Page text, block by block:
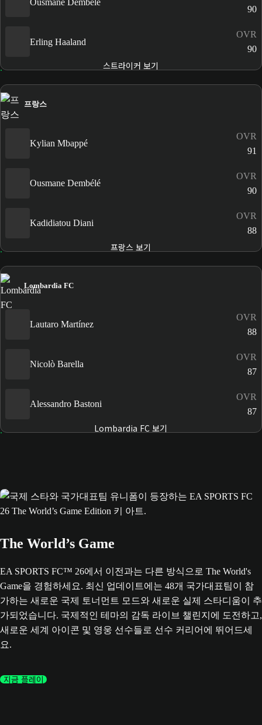
90
Erling Haaland
OVR
90
스트라이커 보기
프랑스
Kylian Mbappé
OVR
91
Ousmane Dembélé
OVR
90
Kadidiatou Diani
OVR
88
프랑스 보기
Lombardia FC
Lautaro Martínez
OVR
88
Nicolò Barella
OVR
87
Alessandro Bastoni
OVR
87
Lombardia FC 보기
The World’s Game
EA SPORTS FC™ 26에서 이전과는 다른 방식으로 The World's
Game을 경험하세요. 최신 업데이트에는 48개 국가대표팀이 참
가하는 새로운 국제 토너먼트 모드와 새로운 실제 스타디움이 추
가되었습니다. 국제적인 테마의 감독 라이브 챌린지에 도전하고,
새로운 세계 아이콘 및 영웅 선수들로 선수 커리어에 뛰어드세
요.
지금 플레이